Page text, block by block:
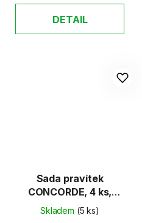
DETAIL
Sada pravítek
CONCORDE, 4 ks,
transparentní
Skladem (5 ks)